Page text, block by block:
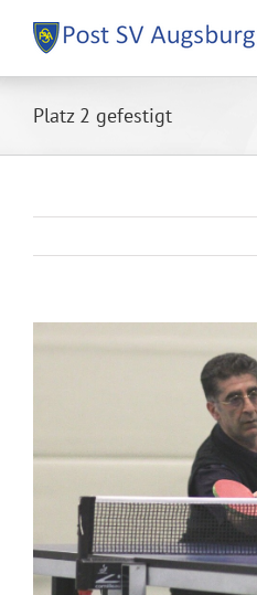
Inhalt
springen
Platz 2 gefestigt